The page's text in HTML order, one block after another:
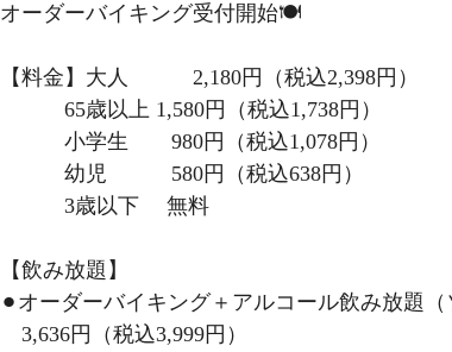
オーダーバイキング受付開始🍽️
【料金】大人 2,180円（税込2,398円）
65歳以上 1,580円（税込1,738円）
小学生 980円（税込1,078円）
幼児 580円（税込638円）
3歳以下 無料
【飲み放題】
⚫︎オーダーバイキング＋アルコール飲み放題（
3,636円（税込3,999円）